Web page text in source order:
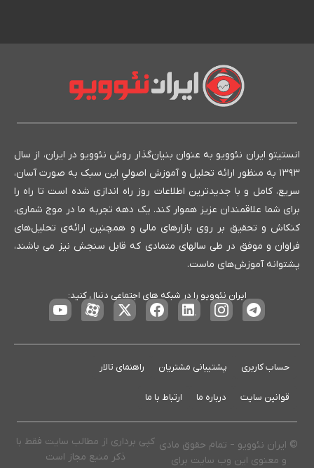
حساب کاربری پشتیبانی مشتریان راهنمای تالار
قوانین سایت درباره ما ارتباط با ما
انستیتو ایران نئوویو به عنوان بنیان‌گذار روش نئوویو در ایران، از سال
۱۳۹۳ به منظور ارائه تحلیل و آموزش اصولیِ این سبک به صورت آسان،
سریع، کامل و با جدیدترین اطلاعات روز راه اندازی شده است تا راه را
برای شما علاقمندان عزیز هموار کند. یک دهه تجربه ما در موج شماری،
کنکاش و تحقیق بر روی بازارهای مالی و همچنین ارائه‌ی تحلیل‌های
فراوان و موفق در طی سالهای متمادی که قابل سنجش نیز می باشند،
پشتوانه آموزش‌های ماست.
ایران نئوویو را در شبکه های اجتماعی دنبال کنید:
© ایران نئوویو – تمام حقوق مادی
و معنوی این وب سایت برای
کپی برداری از مطالب سایت فقط با
ذکر منبع مجاز است